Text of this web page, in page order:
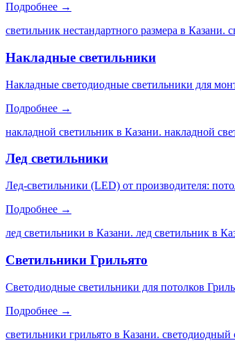
Подробнее →
светильник нестандартного размера в Казани.
Накладные светильники
Накладные светодиодные светильники для
Подробнее →
накладной светильник в Казани. накладной
Лед светильники
Лед-светильники (LED) от производителя:
Подробнее →
лед светильники в Казани. лед светильник в
Светильники Грильято
Светодиодные светильники для потолков
Подробнее →
светильники грильято в Казани.